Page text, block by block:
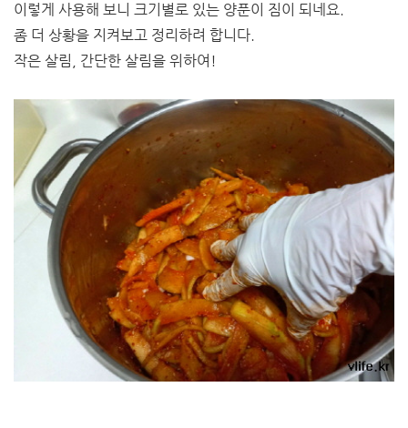
이렇게 사용해 보니 크기별로 있는 양푼이 짐이 되네요.
좀 더 상황을 지켜보고 정리하려 합니다.
작은 살림, 간단한 살림을 위하여!